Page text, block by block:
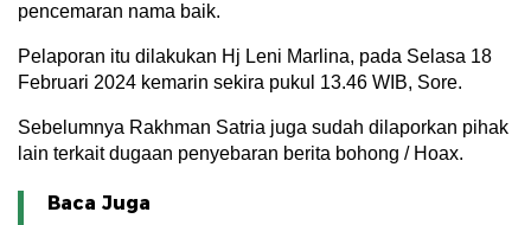
pencemaran nama baik.
Pelaporan itu dilakukan Hj Leni Marlina, pada Selasa 18
Februari 2024 kemarin sekira pukul 13.46 WIB, Sore.
Sebelumnya Rakhman Satria juga sudah dilaporkan pihak
lain terkait dugaan penyebaran berita bohong / Hoax.
Baca Juga